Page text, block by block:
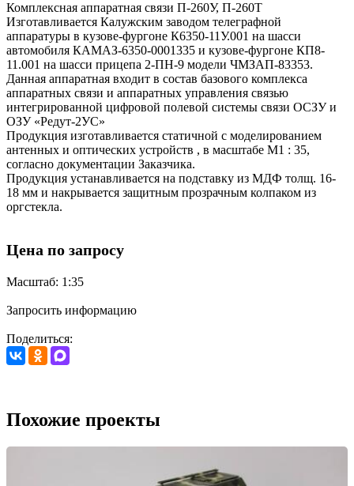
Комплексная аппаратная связи П-260У, П-260Т
Изготавливается Калужским заводом телеграфной
аппаратуры в кузове-фургоне К6350-11У.001 на шасси
автомобиля КАМАЗ-6350-0001335 и кузове-фургоне КП8-
11.001 на шасси прицепа 2-ПН-9 модели ЧМЗАП-83353.
Данная аппаратная входит в состав базового комплекса
аппаратных связи и аппаратных управления связью
интегрированной цифровой полевой системы связи ОСЗУ и
ОЗУ «Редут-2УС»
Продукция изготавливается статичной с моделированием
антенных и оптических устройств , в масштабе М1 : 35,
согласно документации Заказчика.
Продукция устанавливается на подставку из МДФ толщ. 16-
18 мм и накрывается защитным прозрачным колпаком из
оргстекла.
Цена по запросу
Масштаб: 1:35
Запросить информацию
Поделиться:
Похожие проекты